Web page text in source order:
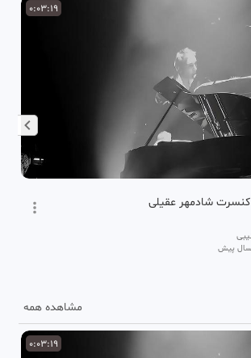
0:03:19
- کنسرت شادمهر عقیلی
مشاهده همه
0:03:19